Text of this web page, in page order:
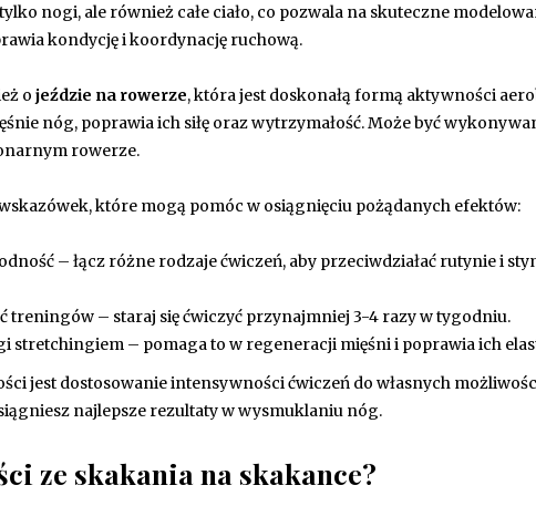
nogi, ale również całe ciało, co pozwala na skuteczne
kondycję i koordynację ruchową.
o jeździe na rowerze, która jest doskonałą formą aktywności
nóg, poprawia ich siłę oraz wytrzymałość. Może być
rowerze.
które mogą pomóc w osiągnięciu pożądanych efektów:
– łącz różne rodzaje ćwiczeń, aby przeciwdziałać rutynie i
treningów – staraj się ćwiczyć przynajmniej 3-4 razy w tygodniu.
stretchingiem – pomaga to w regeneracji mięśni i poprawia ich
jest dostosowanie intensywności ćwiczeń do własnych
najlepsze rezultaty w wysmuklaniu nóg.
ze skakania na skakance?